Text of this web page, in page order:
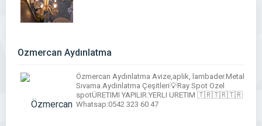
Özmercan Aydınlatma
Özmercan Aydınlatma Avize,aplik, lambader.Metal
Sıvama.Aydinlatma Çeşitleri💡Ray Spot Ozel
spotÜRETIMI YAPILIR.YERLI URETIM 🇹🇷🇹🇷🇹🇷
Whatsap:0542 323 60 47